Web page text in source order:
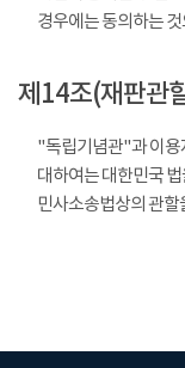
경우에는 동의하는
제14조(재판관
"독립기념관"과 이용
대하여는 대한민국
민사소송법상의 관할